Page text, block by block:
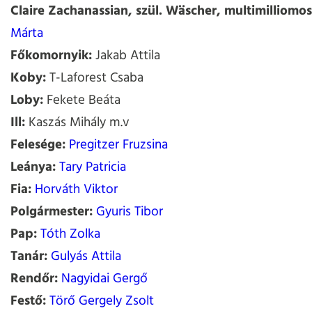
Claire Zachanassian, szül. Wäscher,
Márta
Főkomornyik:Jakab Attila
Koby:T-Laforest Csaba
Loby:Fekete Beáta
Ill:Kaszás Mihály m.v
Felesége:Pregitzer Fruzsina
Leánya:Tary Patricia
Fia:Horváth Viktor
Polgármester:Gyuris Tibor
Pap:Tóth Zolka
Tanár:Gulyás Attila
Rendőr:Nagyidai Gergő
Festő:Törő Gergely Zsolt